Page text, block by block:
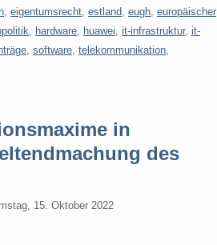
eigentumsrecht estland eugh europäischer
hardware huawei it-infrastruktur, it-
software telekommunikation
in
des
15. Oktober 2022